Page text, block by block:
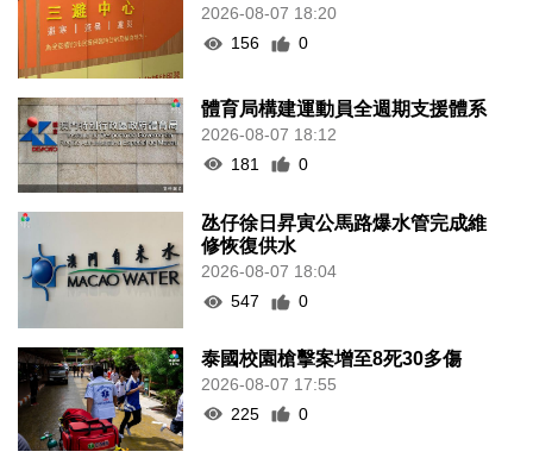
2026-08-07 18:20
156
0
體育局構建運動員全週期支援體系
2026-08-07 18:12
181
0
氹仔徐日昇寅公馬路爆水管完成維
修恢復供水
2026-08-07 18:04
547
0
泰國校園槍擊案增至8死30多傷
2026-08-07 17:55
225
0